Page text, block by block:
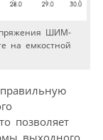
ШИМ-
на емкостной
позволяет